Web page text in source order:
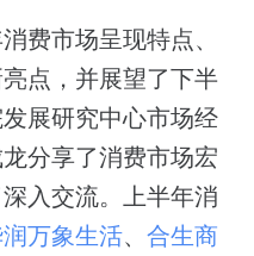
费市场呈现特点、
点，并展望了下半
展研究中心市场经
分享了消费市场宏
入交流。上半年消
万象生活、 合生商